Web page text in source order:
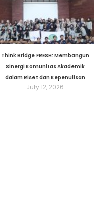
Think Bridge FRESH: Membangun
Sinergi Komunitas Akademik
dalam Riset dan Kepenulisan
July 12, 2026